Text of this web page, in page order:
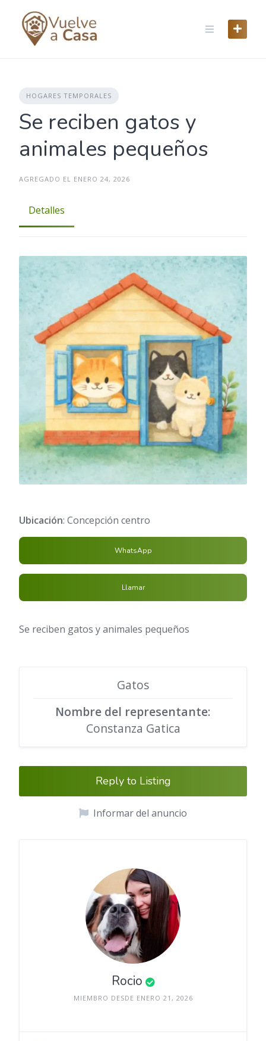
content
HOGARES TEMPORALES
Se reciben gatos y
animales pequeños
AGREGADO EL ENERO 24, 2026
Detalles
Ubicación: Concepción centro
WhatsApp
Llamar
Se reciben gatos y animales pequeños
Gatos
Nombre del representante:
Constanza Gatica
Reply to Listing
Informar del anuncio
Rocio
MIEMBRO DESDE ENERO 21, 2026